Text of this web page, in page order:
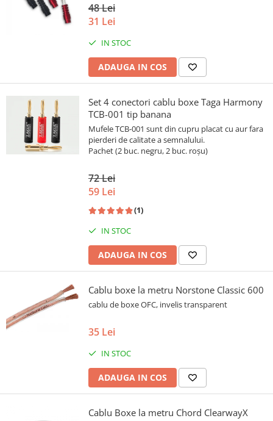
48 Lei
31 Lei
IN STOC
ADAUGA IN COS
Set 4 conectori cablu boxe Taga Harmony
TCB-001 tip banana
Mufele TCB-001 sunt din cupru placat cu aur fara
pierderi de calitate a semnalului.
Pachet (2 buc. negru, 2 buc. roșu)
72 Lei
59 Lei
(1)
IN STOC
ADAUGA IN COS
Cablu boxe la metru Norstone Classic 600
cablu de boxe OFC, invelis transparent
35 Lei
IN STOC
ADAUGA IN COS
Cablu Boxe la metru Chord ClearwayX